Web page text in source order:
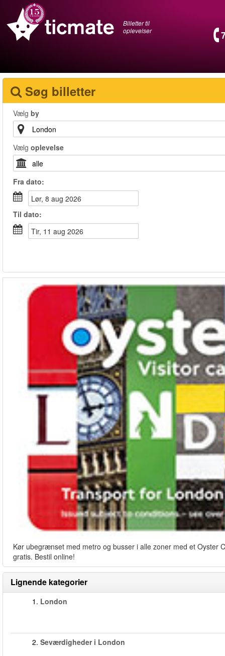
Billetter til
oplevelser
Søg billetter
Vælg by
Vælg oplevelse
Fra dato:
lør, 8 aug 2026
Til dato:
tir, 11 aug 2026
Kør ubegrænset med metro og busser i alle zoner med et Oyster
gratis. Bestil online!
Lignende kategorier
1. London
2. Seværdigheder i London